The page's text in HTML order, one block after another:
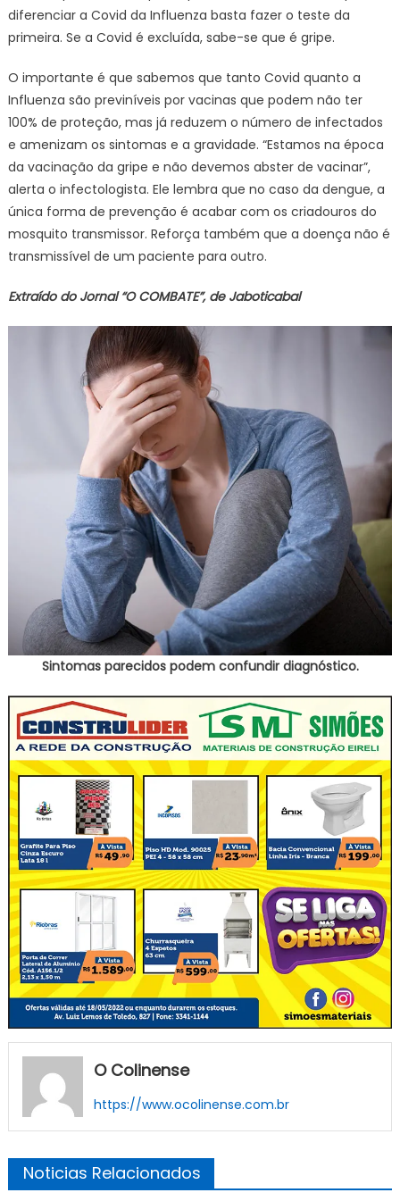
diferenciar a Covid da Influenza basta fazer o teste da
primeira. Se a Covid é excluída, sabe-se que é gripe.
O importante é que sabemos que tanto Covid quanto a
Influenza são previníveis por vacinas que podem não ter
100% de proteção, mas já reduzem o número de infectados
e amenizam os sintomas e a gravidade. “Estamos na época
da vacinação da gripe e não devemos abster de vacinar”,
alerta o infectologista. Ele lembra que no caso da dengue, a
única forma de prevenção é acabar com os criadouros do
mosquito transmissor. Reforça também que a doença não é
transmissível de um paciente para outro.
Extraído do Jornal “O COMBATE”, de Jaboticabal
Sintomas parecidos podem confundir diagnóstico.
O Colinense
https://www.ocolinense.com.br
Noticias Relacionados